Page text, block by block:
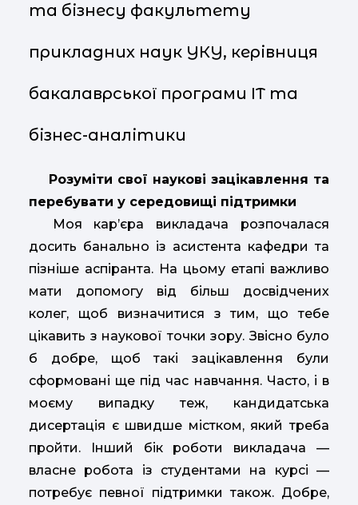
та бізнесу факультету
прикладних наук УКУ, керівниця
бакалаврської програми ІТ та
бізнес-аналітики
Розуміти свої наукові зацікавлення та
перебувати у середовищі підтримки
Моя кар’єра викладача розпочалася
досить банально із асистента кафедри та
пізніше аспіранта. На цьому етапі важливо
мати допомогу від більш досвідчених
колег, щоб визначитися з тим, що тебе
цікавить з наукової точки зору. Звісно було
б добре, щоб такі зацікавлення були
сформовані ще під час навчання. Часто, і в
моєму випадку теж, кандидатська
дисертація є швидше містком, який треба
пройти. Інший бік роботи викладача —
власне робота із студентами на курсі —
потребує певної підтримки також. Добре,